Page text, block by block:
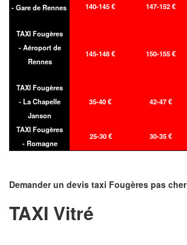
- Gare de Rennes
140-145 € 147-152 €
TAXI Fougères
- Aéroport de
Rennes
145-148 € 150-155 €
TAXI Fougères
- La Chapelle
Janson
35-40 € 42-47 €
TAXI Fougères
- Romagne
25-30 € 30-35 €
Demander un devis taxi Fougères pas cher
TAXI Vitré